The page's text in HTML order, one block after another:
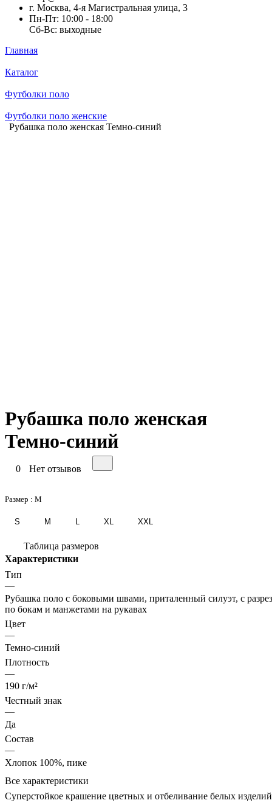
г. Москва, 4-я Магистральная улица, 3
Пн-Пт: 10:00 - 18:00
Сб-Вс: выходные
Главная
Каталог
Футболки поло
Футболки поло женские
Рубашка поло женская Темно-синий
Рубашка поло женская
Темно-синий
0 Нет отзывов
Размер : M
S M XL XXL
Таблица размеров
Характеристики
Тип
—
Рубашка поло с боковыми швами, приталенный силуэт, с
по бокам и манжетами на рукавах
Цвет
—
Темно-синий
Плотность
—
190 г/м²
Честный знак
—
Да
Состав
—
Хлопок 100%, пике
Все характеристики
Суперстойкое крашение цветных и отбеливание белых